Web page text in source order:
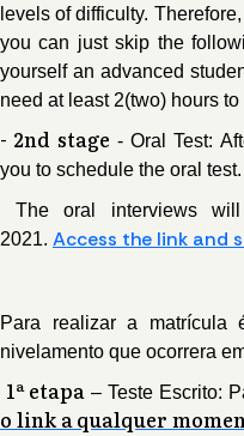
levels of difficulty.
you can just skip the
yourself an advanced
need at least 2(two) hours
- 2nd stage - Oral Test:
you to schedule the oral test.
The oral interviews
2021. Access the link and
Para realizar a matrícula
nivelamento que ocorrera
1ª etapa – Teste Escrito:
o link a qualquer